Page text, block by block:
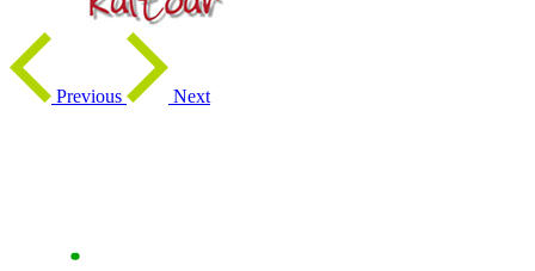
Previous Next